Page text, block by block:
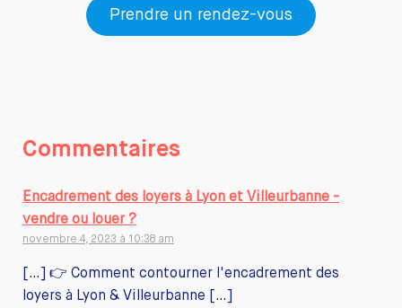
Prendre un rendez-vous
Commentaires
Encadrement des loyers à Lyon et Villeurbanne -
vendre ou louer ?
novembre 4, 2023 à 10:38 am
[…] 👉 Comment contourner l'encadrement des
loyers à Lyon & Villeurbanne […]